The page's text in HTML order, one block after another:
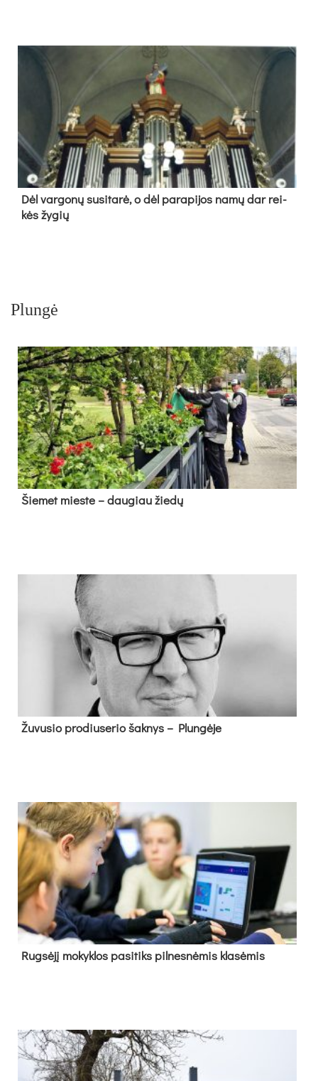
Dėl var­go­nų su­si­ta­rė, o dėl pa­ra­pi­jos na­mų dar rei­
kės žy­gių
Plungė
Šie­met mies­te – dau­giau žie­dų
Žu­vu­sio pro­diu­se­rio šak­nys – Plun­gė­je
Rug­sė­jį mo­kyk­los pa­si­tiks pil­nes­nė­mis kla­sė­mis